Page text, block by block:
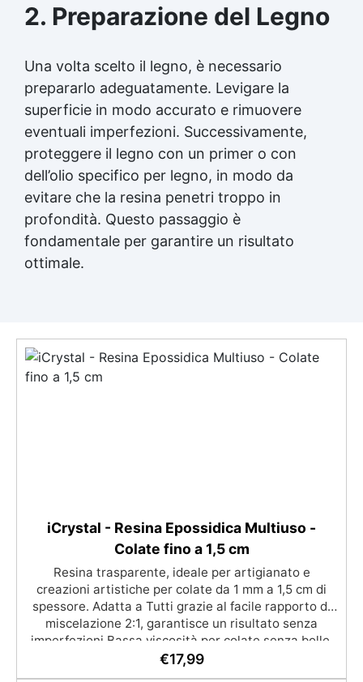
2. Preparazione del Legno
Una volta scelto il legno, è necessario
prepararlo adeguatamente. Levigare la
superficie in modo accurato e rimuovere
eventuali imperfezioni. Successivamente,
proteggere il legno con un primer o con
dell’olio specifico per legno, in modo da
evitare che la resina penetri troppo in
profondità. Questo passaggio è
fondamentale per garantire un risultato
ottimale.
iCrystal - Resina Epossidica Multiuso -
Colate fino a 1,5 cm
Resina trasparente, ideale per artigianato e
creazioni artistiche per colate da 1 mm a 1,5 cm di
spessore. Adatta a Tutti grazie al facile rapporto di
miscelazione 2:1, garantisce un risultato senza
imperfezioni Bassa viscosità per colate senza bolle,
compatibile con legno, silicone, vetro, metallo e altri
€17,99